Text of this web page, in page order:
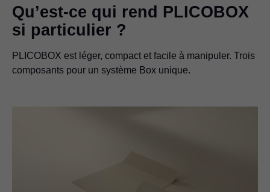
Qu’est-ce qui rend PLICOBOX
si particulier ?
PLICOBOX est léger, compact et facile à manipuler. Trois
composants pour un système Box unique.